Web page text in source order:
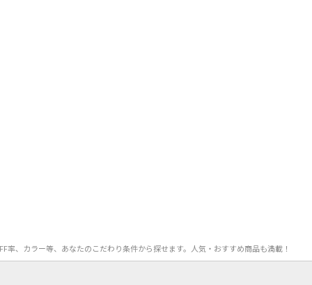
、カラー等、あなたのこだわり条件から探せます。人気・おすすめ商品も満載！